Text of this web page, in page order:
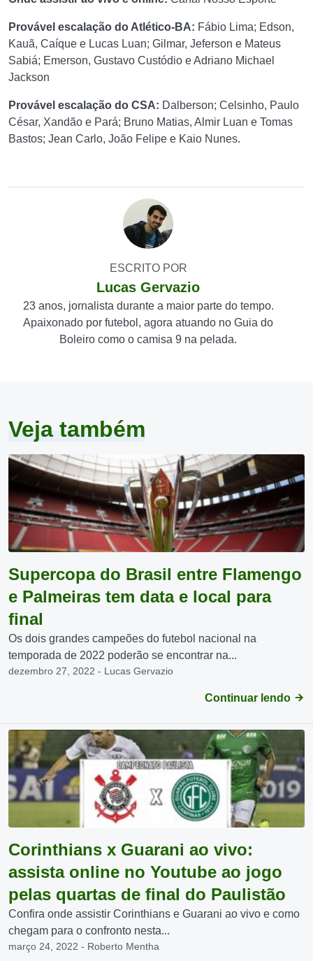
Provável escalação do Atlético-BA: Fábio Lima; Edson,
Kauã, Caíque e Lucas Luan; Gilmar, Jeferson e Mateus
Sabiá; Emerson, Gustavo Custódio e Adriano Michael
Jackson
Provável escalação do CSA: Dalberson; Celsinho, Paulo
César, Xandão e Pará; Bruno Matias, Almir Luan e Tomas
Bastos; Jean Carlo, João Felipe e Kaio Nunes.
ESCRITO POR
Lucas Gervazio
23 anos, jornalista durante a maior parte do tempo.
Apaixonado por futebol, agora atuando no Guia do
Boleiro como o camisa 9 na pelada.
Veja também
Supercopa do Brasil entre Flamengo
e Palmeiras tem data e local para
final
Os dois grandes campeões do futebol nacional na
temporada de 2022 poderão se encontrar na...
dezembro 27, 2022 - Lucas Gervazio
Continuar lendo
Corinthians x Guarani ao vivo:
assista online no Youtube ao jogo
pelas quartas de final do Paulistão
Confira onde assistir Corinthians e Guarani ao vivo e como
chegam para o confronto nesta...
março 24, 2022 - Roberto Mentha